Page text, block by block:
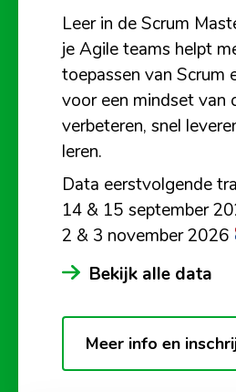
Leer in de Scrum
je Agile teams helpt
toepassen van Scrum
voor een mindset van
verbeteren, snel
leren.
Data eerstvolgende
14 & 15 september
2 & 3 november 2026
Bekijk alle data
Meer info en